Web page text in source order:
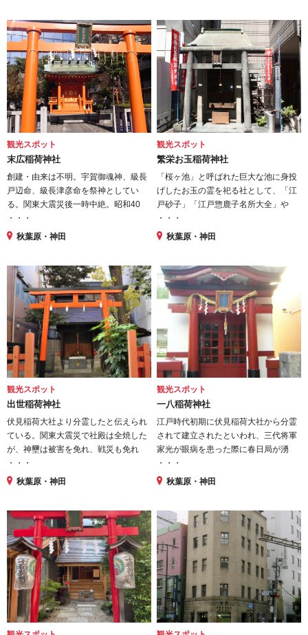
観光スポット
末広稲荷神社
創建・由来は不明。宇賀御魂神、級長
戸辺命、級長津彦命を祭神としてい
る。関東大震災後一時中絶。昭和40
・・・
秋葉原・神田
観光スポット
繁栄お玉稲荷神社
「桜ヶ池」と呼ばれた巨大な池に身投
げしたお玉の霊を祀る社として、「江
戸砂子」「江戸惣鹿子名所大全」や
・・・
秋葉原・神田
観光スポット
出世稲荷神社
伏見稲荷大社より分霊したと伝えられ
ている。関東大震災で社殿は全焼した
が、神壐は被害を免れ、戦災も免れ
・・・
秋葉原・神田
観光スポット
一八稲荷神社
江戸時代初期に伏見稲荷大社から分霊
されて建立されたといわれ、三代将軍
家光が眼病を患った際に春日局が湧
・・・
秋葉原・神田